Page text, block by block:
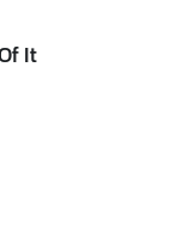
It